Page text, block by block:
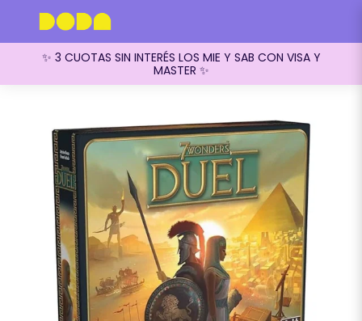
✨ 3 CUOTAS SIN INTERÉS LOS MIE Y SAB CON VISA Y
MASTER ✨